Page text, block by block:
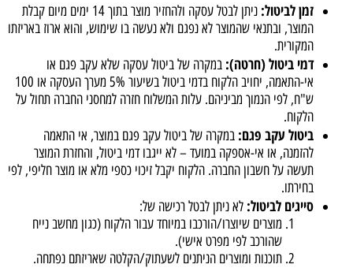
זמן לביטול:
ניתן לבטל עסקה ולהחזיר מוצר בתוך 14 ימים מיום קבלת
המוצר, ובתנאי שהמוצר לא נפגם ולא נעשה בו שימוש, והוא ארוז באריזתו
המקורית.
דמי ביטול (חרטה): במקרה של ביטול עסקה שלא עקב פגם או
אי-התאמה, יחויב הלקוח בדמי ביטול בשיעור 5% מערך העסקה או 100
ש"ח, לפי הנמוך מביניהם. עלות המשלוח חזרה למחסני החברה תחול על
הלקוח.
ביטול עקב פגם: במקרה של ביטול עקב פגם במוצר, אי התאמה
להזמנה, או אי-אספקה במועד – לא ייגבו דמי ביטול, והחזרת המוצר
תעשה על חשבון החברה. הלקוח יקבל זיכוי כספי מלא או מוצר חליפי, לפי
בחירתו.
סייגים לביטול: לא ניתן לבטל רכישה של:
מוצרים שיוצרו/הורכבו במיוחד עבור הלקוח (כגון מחשב נייח
שהורכב לפי מפרט אישי).
תוכנות ומוצרים הניתנים לשעתוק/הקלטה שאריזתם נפתחה.